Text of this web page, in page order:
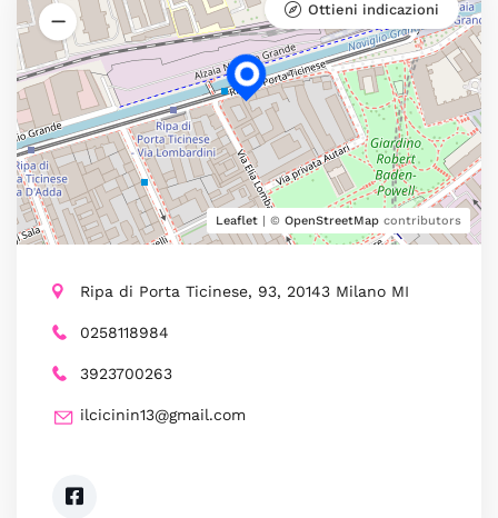
Leaflet | © OpenStreetMap contributors
Ottieni indicazioni
Ripa di Porta Ticinese, 93, 20143 Milano MI
0258118984
3923700263
ilcicinin13@gmail.com